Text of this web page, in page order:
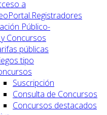
a
Público-
Concursos
públicas
tipo
Suscripción
Consulta de Concursos
Concursos destacados